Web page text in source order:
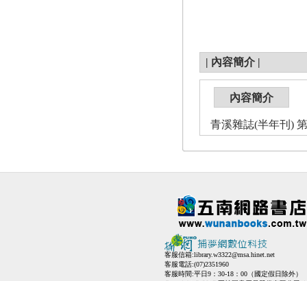
| 內容簡介 |
內容簡介
青溪雜誌(半年刊)
客服信箱:library.w3322@msa.hinet.net
客服電話:(07)2351960
客服時間:平日9：30-18：00（國定假日除外）